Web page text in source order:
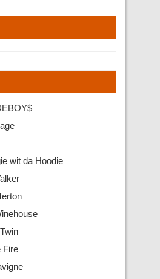
wit da Hoodie
Fire